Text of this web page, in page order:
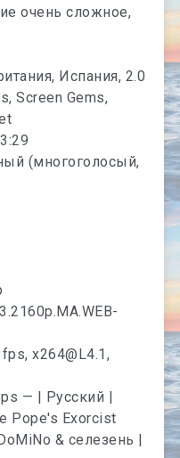
очень сложное,
Испания, 2.0
Screen Gems,
(многоголосый,
fps,x264@L4.1,
— | Русский |